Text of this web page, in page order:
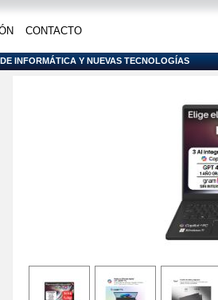
CONTACTO
INFORMÁTICA Y NUEVAS TECNOLOGÍAS